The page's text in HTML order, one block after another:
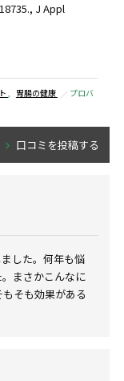
J Appl
, 胃腸の健康
プロバ
口コミを投稿する
した。何年も悩
まさかこんなに
そも効果がある